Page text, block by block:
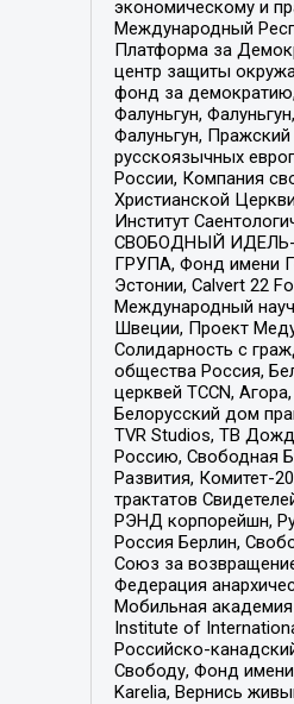
экономическому и
Международный
Платформа за
центр защиты
фонд за
Фалуньгун,
Фалуньгун,
русскоязычных
России, Компания
Христианской
Институт
СВОБОДНЫЙ ИДЕЛЬ-
ГРУПА, Фонд имени
Эстонии, Calvert 22
Международный
Швеции, Проект
Солидарность с
общества Россия,
церквей TCCN,
Белорусский дом
TVR Studios, ТВ
Россию, Свободная
Развития, Комитет-
трактатов
РЭНД корпорейшн,
Россия Берлин,
Союз за
Федерация
Мобильная
Institute of
Российско-
Свободу, Фонд
Karelia, Вернись